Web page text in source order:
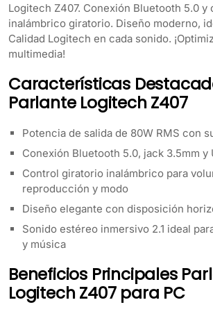
Logitech Z407. Conexión Bluetooth 5.0 y
inalámbrico giratorio. Diseño moderno,
Calidad Logitech en cada sonido.
multimedia!
Características
Parlante Logitech Z407
Potencia de salida de 80W RMS con
Conexión Bluetooth 5.0, jack 3.5mm y
Control giratorio inalámbrico para
reproducción y modo
Diseño elegante con disposición
Sonido estéreo inmersivo 2.1 ideal
y música
Beneficios Principales
Logitech Z407 para PC